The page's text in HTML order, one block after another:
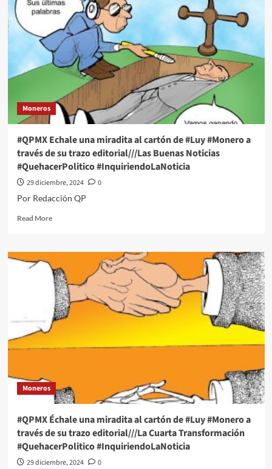
a
través
de
opinión///Carolina
Alonso
Romei///Fallece
expresidente
estadounidense
Jimmy
a
los
100
años
Moneros
#QPMX Echale una miradita al cartón de #Luy #Monero a
través de su trazo editorial///Las Buenas Noticias
#QuehacerPolitico #InquiriendoLaNoticia
29 diciembre, 2024
0
Por Redacción QP
Read MoreRead
#QPMX
Echale
una
miradita
al
cartón
de
#Luy
de
su
trazo
editorial///Las
Buenas
Noticias
#QuehacerPolitico
#InquiriendoLaNoticia
Moneros
#QPMX Échale una miradita al cartón de #Luy #Monero a
través de su trazo editorial///La Cuarta Transformación
#QuehacerPolitico #InquiriendoLaNoticia
29 diciembre, 2024
0